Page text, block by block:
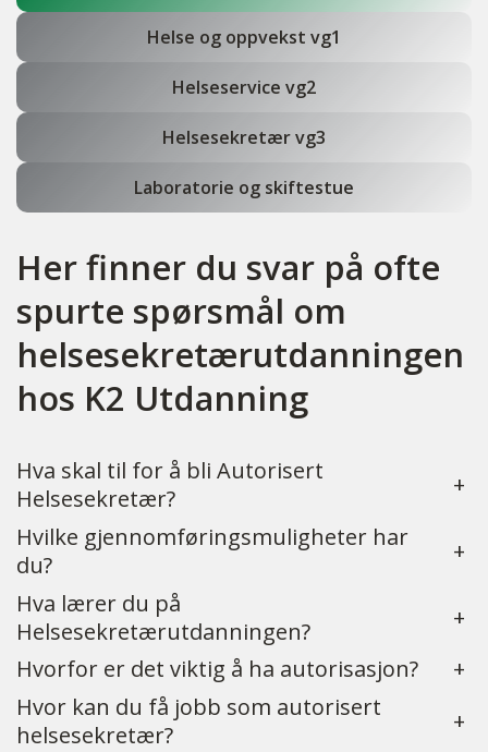
Helse og oppvekst vg1
Helseservice vg2
Helsesekretær vg3
Laboratorie og skiftestue
Her finner du svar på ofte
spurte spørsmål om
helsesekretærutdanningen
hos K2 Utdanning
Hva skal til for å bli Autorisert
Helsesekretær?
+
Hvilke gjennomføringsmuligheter har
du?
+
Hva lærer du på
Helsesekretærutdanningen?
+
Hvorfor er det viktig å ha autorisasjon?
+
Hvor kan du få jobb som autorisert
helsesekretær?
+